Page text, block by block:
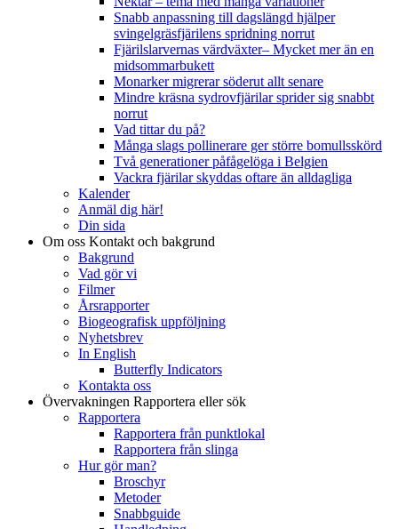
Snabb anpassning till dagslängd hjälper
svingelgräsfjärilens spridning norrut
Fjärilslarvernas värdväxter– Mycket mer än en
midsommarbukett
Monarker migrerar söderut allt senare
Mindre kräsna sydrovfjärilar sprider sig snabbt
norrut
Vad tittar du på?
Många slags pollinerare ger större bomullsskörd
Två generationer påfågelöga i Belgien
Vackra fjärilar skyddas oftare än alldagliga
Kalender
Anmäl dig här!
Din sida
Om oss Kontakt och bakgrund
Bakgrund
Vad gör vi
Filmer
Årsrapporter
Biogeografisk uppföljning
Nyhetsbrev
In English
Butterfly Indicators
Kontakta oss
Övervakningen Rapportera eller sök
Rapportera
Rapportera från punktlokal
Rapportera från slinga
Hur gör man?
Broschyr
Metoder
Snabbguide